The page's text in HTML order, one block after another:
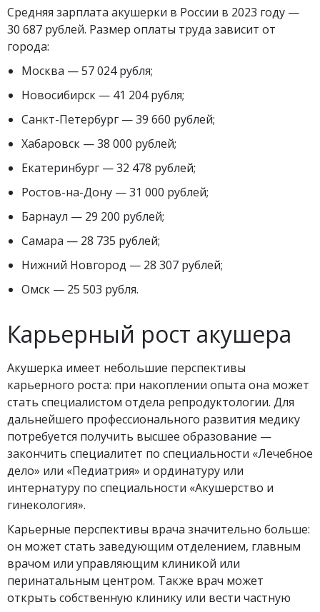
Средняя зарплата акушерки в России в 2023 году —
30 687 рублей. Размер оплаты труда зависит от
города:
Москва — 57 024 рубля;
Новосибирск — 41 204 рубля;
Санкт-Петербург — 39 660 рублей;
Хабаровск — 38 000 рублей;
Екатеринбург — 32 478 рублей;
Ростов-на-Дону — 31 000 рублей;
Барнаул — 29 200 рублей;
Самара — 28 735 рублей;
Нижний Новгород — 28 307 рублей;
Омск — 25 503 рубля.
Карьерный рост акушера
Акушерка имеет небольшие перспективы
карьерного роста: при накоплении опыта она может
стать специалистом отдела репродуктологии. Для
дальнейшего профессионального развития медику
потребуется получить высшее образование —
закончить специалитет по специальности «Лечебное
дело» или «Педиатрия» и ординатуру или
интернатуру по специальности «Акушерство и
гинекология».
Карьерные перспективы врача значительно больше:
он может стать заведующим отделением, главным
врачом или управляющим клиникой или
перинатальным центром. Также врач может
открыть собственную клинику или вести частную